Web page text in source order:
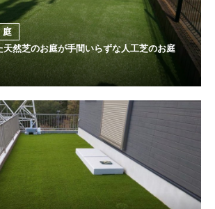
庭
天然芝のお庭が手間いらずな人工芝のお庭